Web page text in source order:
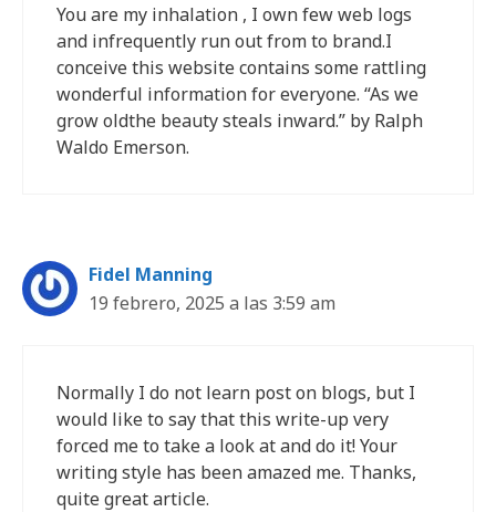
You are my inhalation , I own few web logs
and infrequently run out from to brand.I
conceive this website contains some rattling
wonderful information for everyone. “As we
grow oldthe beauty steals inward.” by Ralph
Waldo Emerson.
Fidel Manning
19 febrero, 2025 a las 3:59 am
Normally I do not learn post on blogs, but I
would like to say that this write-up very
forced me to take a look at and do it! Your
writing style has been amazed me. Thanks,
quite great article.